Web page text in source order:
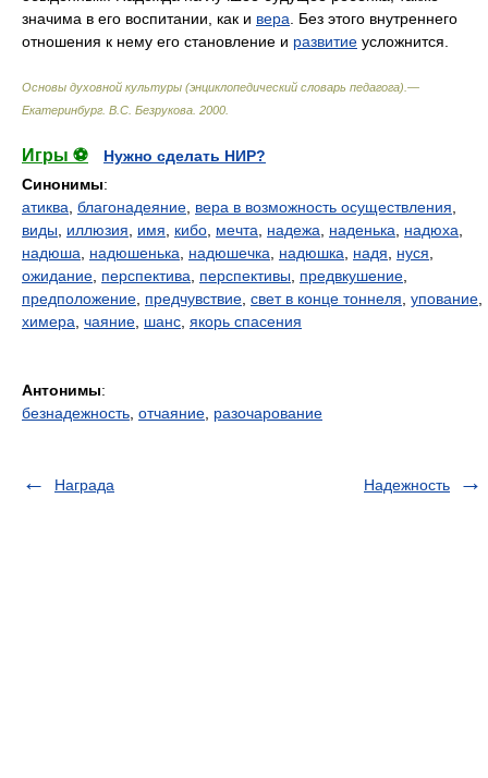
значима в его воспитании, как и вера . Без этого внутреннего
отношения к нему его становление и развитие усложнится.
Основы духовной культуры (энциклопедический словарь педагога).—
Екатеринбург В.С. Безрукова 2000
Игры ⚽
Нужно сделать НИР?
Синонимы:
атиква благонадеяние вера в возможность осуществления
виды
иллюзия имя кибо мечта надежа наденька надюха
надюша
надюшенька надюшечка надюшка надя нуся
ожидание перспектива перспективы предвкушение
предположение предчувствие свет в конце тоннеля упование
химера чаяние шанс якорь спасения
Антонимы:
безнадежность отчаяние разочарование
Награда Надежность